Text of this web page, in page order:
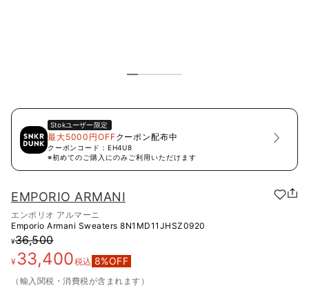
Stokユーザー限定
最大5000円OFFクーポン配布中
クーポンコード： EH4U8
※初めてのご購入にのみご利用いただけます
EMPORIO ARMANI
エンポリオ アルマーニ
Emporio Armani Sweaters 8N1MD11JHSZ0920
¥36,500
¥ 33,400税込 8%OFF
（輸入関税・消費税が含まれます）